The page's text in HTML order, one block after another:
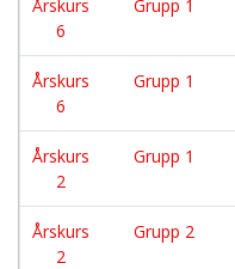
Årskurs
6
Grupp 1
Årskurs
6
Grupp 1
Årskurs
2
Grupp 1
Årskurs
2
Grupp 2